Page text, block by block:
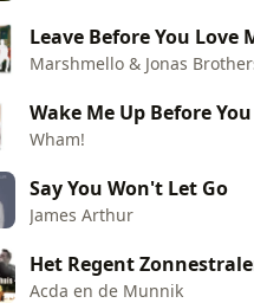
Leave Before You Love
Marshmello & Jonas
Wake Me Up Before
Wham!
Say You Won't Let Go
James Arthur
Het Regent
Acda en de Munnik